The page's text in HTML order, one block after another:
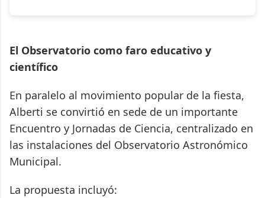
El Observatorio como faro educativo y
científico
En paralelo al movimiento popular de la fiesta,
Alberti se convirtió en sede de un importante
Encuentro y Jornadas de Ciencia, centralizado en
las instalaciones del Observatorio Astronómico
Municipal.
La propuesta incluyó: